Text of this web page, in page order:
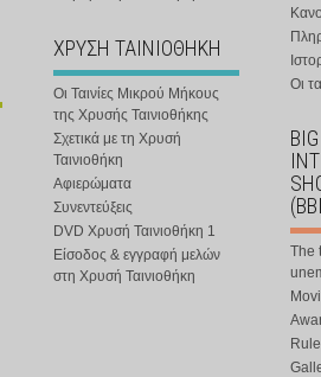
ΧΡΥΣΗ ΤΑΙΝΙΟΘΗΚΗ
Οι Ταινίες Μικρού Μήκους
της Χρυσής Ταινιοθήκης
Σχετικά με τη Χρυσή
Ταινιοθήκη
Αφιερώματα
Συνεντεύξεις
DVD Χρυσή Ταινιοθήκη 1
Είσοδος & εγγραφή μελών
στη Χρυσή Ταινιοθήκη
Οι
The